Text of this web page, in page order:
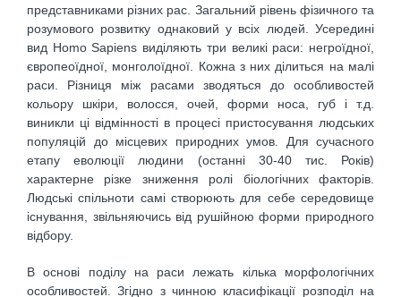
представниками різних рас. Загальний рівень фізичного та
розумового розвитку однаковий у всіх людей. Усередині
вид Homo Sapiens виділяють три великі раси: негроїдної,
європеоїдної, монголоїдної. Кожна з них ділиться на малі
раси. Різниця між расами зводяться до особливостей
кольору шкіри, волосся, очей, форми носа, губ і т.д.
виникли ці відмінності в процесі пристосування людських
популяцій до місцевих природних умов. Для сучасного
етапу еволюції людини (останні 30-40 тис. Років)
характерне різке зниження ролі біологічних факторів.
Людські спільноти самі створюють для себе середовище
існування, звільняючись від рушійною форми природного
відбору.
В основі поділу на раси лежать кілька морфологічних
особливостей. Згідно з чинною класифікації розподіл на